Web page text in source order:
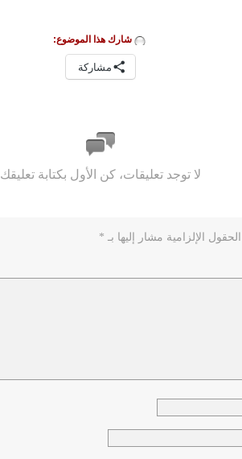
شارك هذا الموضوع:
مشاركة
لا توجد تعليقات، كن الأول بكتابة تعليقك
الحقول الإلزامية مشار إليها بـ *